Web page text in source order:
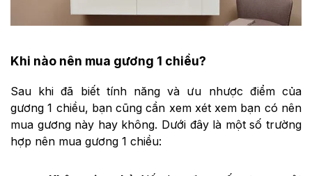
Khi nào nên mua gương 1 chiều?
Sau khi đã biết tính năng và ưu nhược điểm của
gương 1 chiều, bạn cũng cần xem xét xem bạn có nên
mua gương này hay không. Dưới đây là một số trường
hợp nên mua gương 1 chiều: